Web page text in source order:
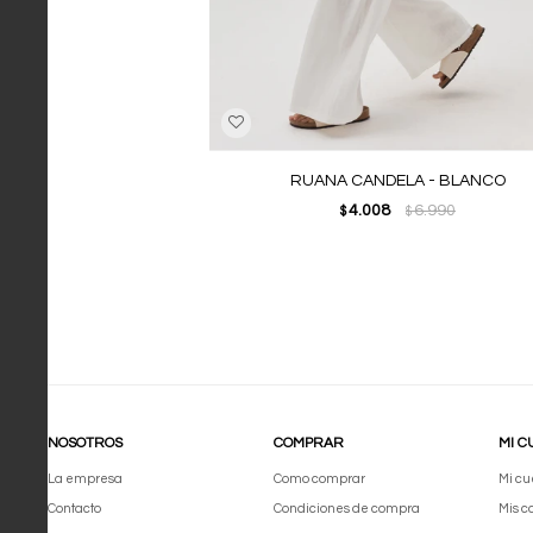
RUANA CANDELA - BLANCO
$4.008 $6.990
NOSOTROS
La empresa
Contacto
COMPRAR
Como comprar
Condiciones de compra
MI
Mi
Mis